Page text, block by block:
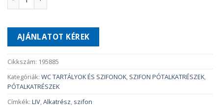
AJÁNLATOT KÉREK
Cikkszám: 195885
Kategóriák: WC TARTÁLYOK ÉS SZIFONOK, SZIFON PÓTALKATRÉSZEK,
PÓTALKATRÉSZEK
Címkék: LIV,Alkatrész, szifon